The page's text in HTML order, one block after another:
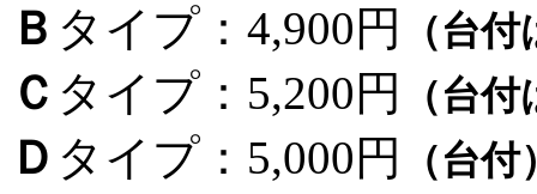
Ｂ タイプ：4,900円 （台
Ｃ タイプ：5,200円 （台
Ｄ タイプ：5,000円 （台付